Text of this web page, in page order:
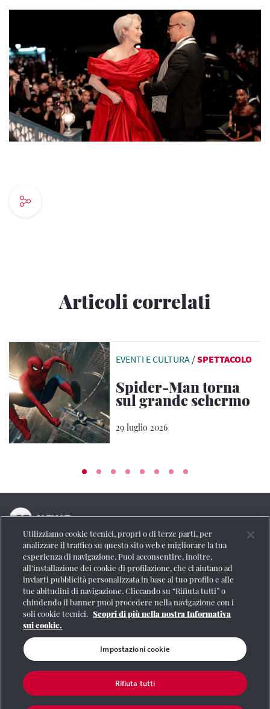
Articoli correlati
EVENTI E CULTURA /SPETTACOLO
Spider-Man torna
sul grande schermo
29 luglio 2026
La testata online del Gruppo FS Italiane
Social
Se vuoi contattarci o avere altre informazioni
CONTATTI
Registrazione Tribunale di Roma n° 204/2009
Utilizziamo cookie tecnici, propri o di terze parti, per
analizzare il traffico su questo sito web e migliorare la tua
esperienza di navigazione. Puoi acconsentire, inoltre,
all’installazione dei cookie di profilazione, che ci aiutano ad
inviarti pubblicità personalizzata in base al tuo profilo e alle
tue abitudini di navigazione. Cliccando su “Rifiuta tutti” o
chiudendo il banner puoi procedere nella navigazione con i
soli cookie tecnici. Scopri di più nella nostra Informativa
sui cookie.
Impostazioni cookie
Rifiuta tutti